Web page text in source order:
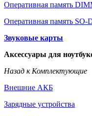
Оперативная память
Оперативная память SO-
Звуковые карты
Аксессуары для
Назад к Комплектующие
Внешние АКБ
Зарядные устройства